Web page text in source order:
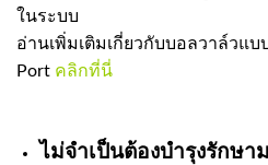
ในระบบ
อ่านเพิ่มเติมเกี่ยวกับบอลวาล์วแบ
Port คลิกที่นี่
ไม่จำเป็นต้องบำรุงรักษา